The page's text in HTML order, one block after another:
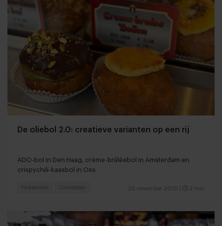
De oliebol 2.0: creatieve varianten op een rij
ADO-bol in Den Haag, crème-brûléebol in Amsterdam en
crispychili-kaasbol in Oss
26 november 2025 2 min
Fastservice Concepten